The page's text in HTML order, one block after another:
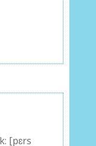
[pɛrs